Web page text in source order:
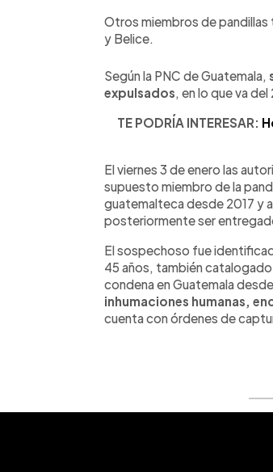
Otros miembros de
y Belice.
Según la PNC de Guatemala,
expulsados, en lo que va del
TE PODRÍA INTERESAR:
El viernes 3 de enero las
supuesto miembro de la
guatemalteca desde 2017 y
posteriormente ser
El sospechoso fue
45 años, también
condena en Guatemala
inhumaciones humanas,
cuenta con órdenes de